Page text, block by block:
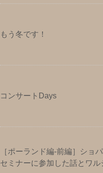
もう冬です！
コンサートDays
［ポーランド編-前編］ショ
セミナーに参加した話とワル